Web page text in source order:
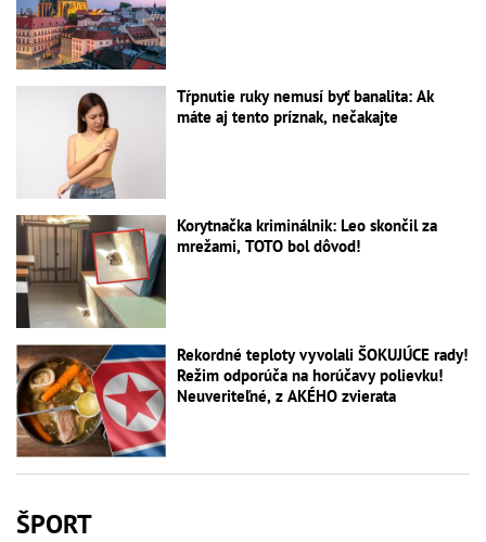
Tŕpnutie ruky nemusí byť banalita: Ak
máte aj tento príznak, nečakajte
Korytnačka kriminálnik: Leo skončil za
mrežami, TOTO bol dôvod!
Rekordné teploty vyvolali ŠOKUJÚCE rady!
Režim odporúča na horúčavy polievku!
Neuveriteľné, z AKÉHO zvierata
ŠPORT